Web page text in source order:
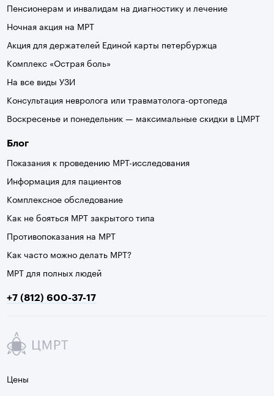
Пенсионерам и инвалидам на диагностику и лечение
Ночная акция на МРТ
Акция для держателей Единой карты петербуржца
Комплекс «Острая боль»
На все виды УЗИ
Консультация невролога или травматолога-ортопеда
Воскресенье и понедельник — максимальные скидки в ЦМРТ
Блог
Показания к проведению МРТ-исследования
Информация для пациентов
Комплексное обследование
Как не бояться МРТ закрытого типа
Противопоказания на МРТ
Как часто можно делать МРТ?
МРТ для полных людей
+7 (812) 600-37-17
Цены